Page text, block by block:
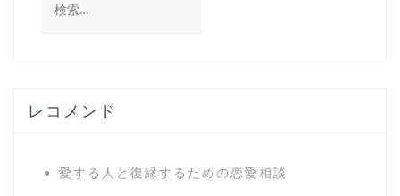
索
レコメンド
愛する人と復縁するための恋愛相談